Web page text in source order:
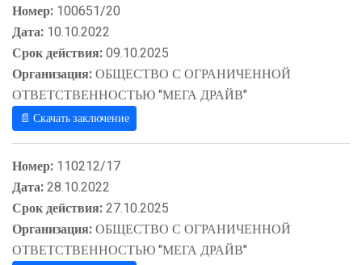
Номер: 100651/20
Дата: 10.10.2022
Срок действия:09.10.2025
Организация:ОБЩЕСТВО С ОГРАНИЧЕННОЙ
ОТВЕТСТВЕННОСТЬЮ "МЕГА ДРАЙВ"
📄 Скачать заключение
Номер: 110212/17
Дата:28.10.2022
Срок действия:27.10.2025
Организация:ОБЩЕСТВО С ОГРАНИЧЕННОЙ
ОТВЕТСТВЕННОСТЬЮ "МЕГА ДРАЙВ"